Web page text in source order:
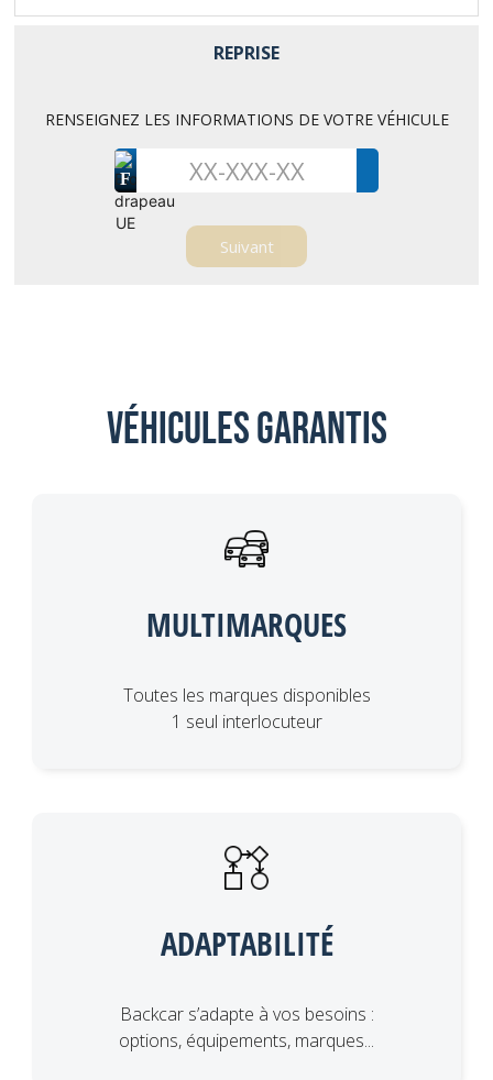
REPRISE
RENSEIGNEZ LES INFORMATIONS DE VOTRE VÉHICULE
F
Véhicules garantis
MULTIMARQUES
Toutes les marques disponibles
1 seul interlocuteur
ADAPTABILITÉ
Backcar s’adapte à vos besoins :
options, équipements, marques...